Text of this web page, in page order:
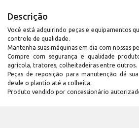
Descrição
Você está adquirindo peças e equipamentos
controle de qualidade.
Mantenha suas máquinas em dia com nossas
Compre com segurança e qualidade
agrícola, tratores, colheitadeiras entre outros.
Peças de reposição para manutenção dá
desde o plantio até a colheita.
Produto vendido por concessionário